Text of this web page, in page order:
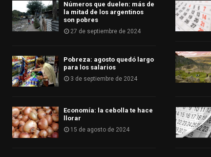
Números que duelen: más de
la mitad de los argentinos
son pobres
27 de septiembre de 2024
Pobreza: agosto quedó largo
para los salarios
3 de septiembre de 2024
Economía: la cebolla te hace
llorar
15 de agosto de 2024